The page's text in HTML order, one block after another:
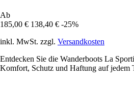
Ab
185,00 € 138,40 € -25%
inkl. MwSt. zzgl. Versandkosten
Entdecken Sie die Wanderboots La
Komfort, Schutz und Haftung auf jedem